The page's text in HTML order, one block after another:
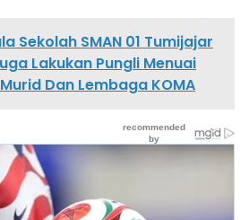
Sekolah SMAN 01 Tumijajar
Lakukan Pungli Menuai
Dan Lembaga KOMA